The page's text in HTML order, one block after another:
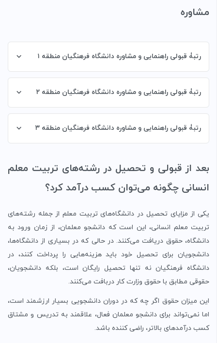
مشاوره
رتبۀ قبولی راهنمایی و مشاوره دانشگاه فرهنگیان منطقه ۱
رتبۀ قبولی راهنمایی و مشاوره دانشگاه فرهنگیان منطقه ۲
رتبۀ قبولی راهنمایی و مشاوره دانشگاه فرهنگیان منطقه ۳
بعد از قبولی و تحصیل در رشته‌‌های تربیت معلم
انسانی چگونه می‌توان کسب درآمد کرد؟
یکی از مزایای تحصیل در دانشگاه‌های تربیت معلم از جمله رشته‌های
تربیت معلم انسانی، این است که دانشجو معلمان، از زمان ورود به
دانشگاه، حقوق دریافت می‌کنند. در حالی که در بسیاری از دانشگاه‌ها،
دانشجویان برای تحصیل خود باید هزینه‌هایی را پرداخت کنند، در
دانشگاه فرهنگیان نه تنها تحصیل رایگان است، بلکه دانشجویان،
حقوقی مطابق با حقوق وزارت کار دربافت می‌کنند.
این میزان حقوق اگر چه که در دوران دانشجویی بسیار ارزشمند است،
اما نمی‌تواند برای دانشجو معلمان فعال، علاقمند به تدریس و مشتاق
کسب درآمدهای بالاتر، راضی کننده باشد.